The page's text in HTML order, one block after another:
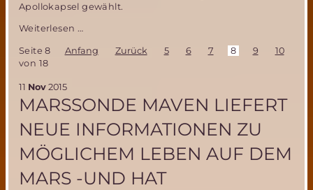
Apollokapsel gewählt.
Weiterlesen …
Ausschreibung
Mission
Seite 8
von 18
Anfang Zurück 5 6 7 8 9 10
11 Nov 2015
MARSSONDE MAVEN LIEFERT
NEUE INFORMATIONEN ZU
MÖGLICHEM LEBEN AUF DEM
MARS -UND HAT